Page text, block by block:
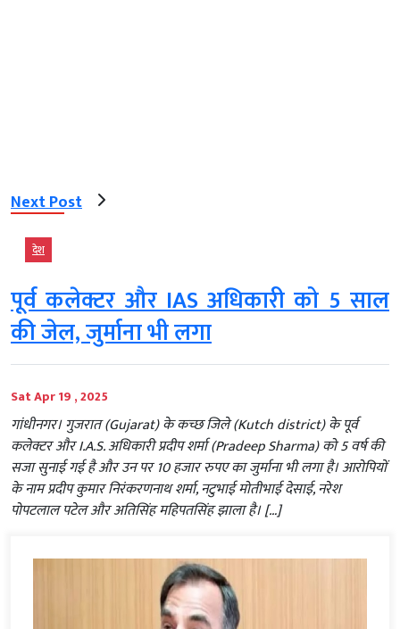
Next Post
देश
पूर्व कलेक्टर और IAS अधिकारी को 5 साल
की जेल, जुर्माना भी लगा
Sat Apr 19 , 2025
गांधीनगर। गुजरात (Gujarat) के कच्छ जिले (Kutch district) के पूर्व
कलेक्टर और I.A.S. अधिकारी प्रदीप शर्मा (Pradeep Sharma) को 5 वर्ष की
सजा सुनाई गई है और उन पर 10 हजार रुपए का जुर्माना भी लगा है। आरोपियों
के नाम प्रदीप कुमार निरंकरणनाथ शर्मा, नटुभाई मोतीभाई देसाई, नरेश
पोपटलाल पटेल और अतिसिंह महिपतसिंह झाला है। […]